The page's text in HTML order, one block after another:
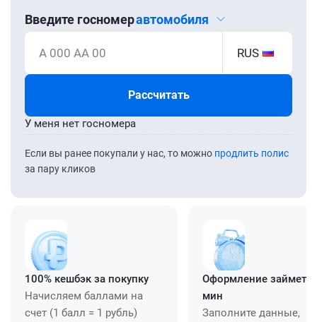
Введите госномеравтомобиля
А 000 АА 00 RUS
Рассчитать
Если вы ранее покупали у нас, то можно продлить полис
за пару кликов
У меня нет госномера
100% кешбэк за покупку
Начисляем баллами на
счет (1 балл = 1 рубль)
Оформление займет
мин
Заполните данные,